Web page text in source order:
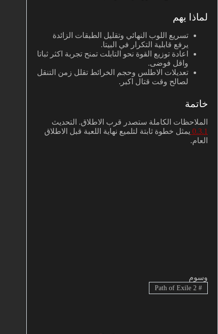
لماذا يهم
تسريع اللوب النهائي وتقليل الطبقات الزائدة
يرفع قابلية التكرار في البيتا.
اعادة توزيع القوة نحو التابلت تمنح تجربة اكثر ثباتا
واقل فوضى.
تعديلات الاطلس وحجم الخرائط تقلل زمن التنقل
لصالح وقت قتال اكبر.
خاتمة
الملاحظات الكاملة ستصدر قرب الاطلاق. التحديث
0.3.1 يمثل خطوة ثابتة لتلميع نهاية اللعبة قبل الاطلاق
العام.
وسوم
#
Path of Exile 2